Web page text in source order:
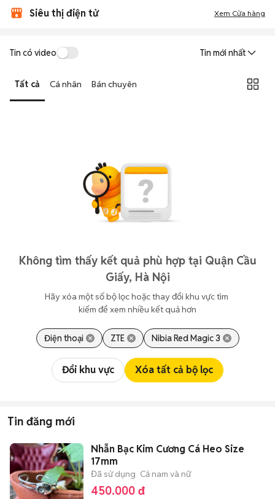
Siêu thị điện tử Xem Cửa hàng
Tin có video Tin mới nhất
Tất cả Cá nhân Bán chuyên
Không tìm thấy kết quả phù hợp tại Quận Cầu
Giấy, Hà Nội
Hãy xóa một số bộ lọc hoặc thay đổi khu vực tìm
kiếm để xem nhiều kết quả hơn
Điện thoại ZTE Nibia Red Magic 3
Đổi khu vực Xóa tất cả bộ lọc
Tin đăng mới
Nhẫn Bạc Kim Cương Cá Heo Size
17mm
Đã sử dụng Cả nam và nữ
450.000 đ